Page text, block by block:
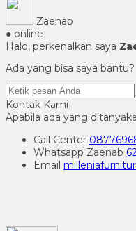
Zaenab
● online
Halo, perkenalkan saya
Ada yang bisa saya bantu?
Kontak Kami
Apabila ada yang
Call Center
Whatsapp Zaenab
Email